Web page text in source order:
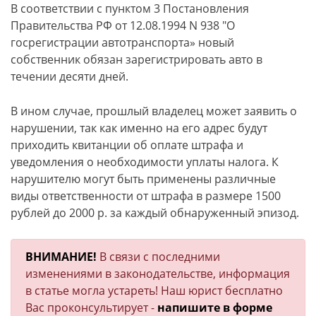
В соответствии с пунктом 3 Постановления
Правительства РФ от 12.08.1994 N 938 "О
госрегистрации автотранспорта» новый
собственник обязан зарегистрировать авто в
течении десяти дней.
В ином случае, прошлый владелец может заявить о
нарушении, так как именно на его адрес будут
приходить квитанции об оплате штрафа и
уведомления о необходимости уплаты налога. К
нарушителю могут быть применены различные
виды ответственности от штрафа в размере 1500
рублей до 2000 р. за каждый обнаруженный эпизод.
ВНИМАНИЕ! В связи с последними
изменениями в законодательстве, информация
в статье могла устареть! Наш юрист бесплатно
Вас проконсультирует - напишите в форме